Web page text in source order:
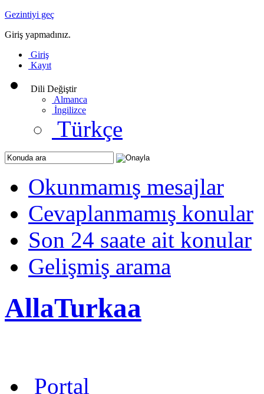
Gezintiyi geç
Giriş yapmadınız.
Giriş
Kayıt
Dili Değiştir
Almanca
İngilizce
Türkçe
Okunmamış mesajlar
Cevaplanmamış konular
Son 24 saate ait konular
Gelişmiş arama
AllaTurkaa
Portal